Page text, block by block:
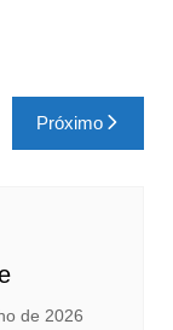
Próximo
de 2026